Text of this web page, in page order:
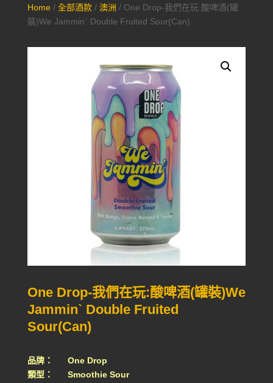
Home/ 全部酒款/ 澳洲 / One Drop-我們在玩:酸啤酒(罐
裝)We Jammin` Double Fruited Sour(Can)
One Drop-我們在玩:酸啤酒(罐裝)We
Jammin` Double Fruited
Sour(Can)
品牌： One Drop
類型： Smoothie Sour